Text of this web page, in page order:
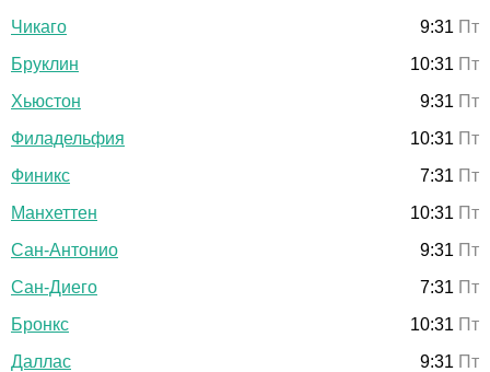
Чикаго
9:31 Пт
Бруклин
10:31 Пт
Хьюстон
9:31 Пт
Филадельфия
10:31 Пт
Финикс
7:31 Пт
Манхеттен
10:31 Пт
Сан-Антонио
9:31 Пт
Сан-Диего
7:31 Пт
Бронкс
10:31 Пт
Даллас
9:31 Пт